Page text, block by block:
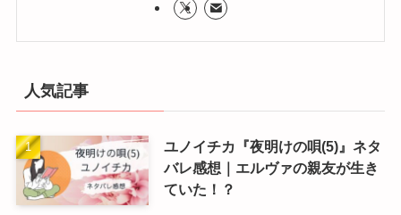
人気記事
ユノイチカ『夜明けの唄(5)』ネタ
バレ感想｜エルヴァの親友が生き
ていた！？